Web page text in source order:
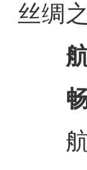
丝绸
航
畅
航